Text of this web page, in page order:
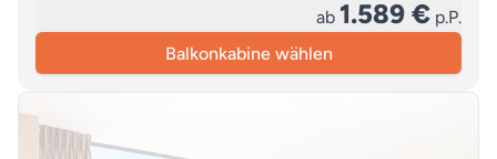
ab 1.589 € p.P.
Balkonkabine wählen